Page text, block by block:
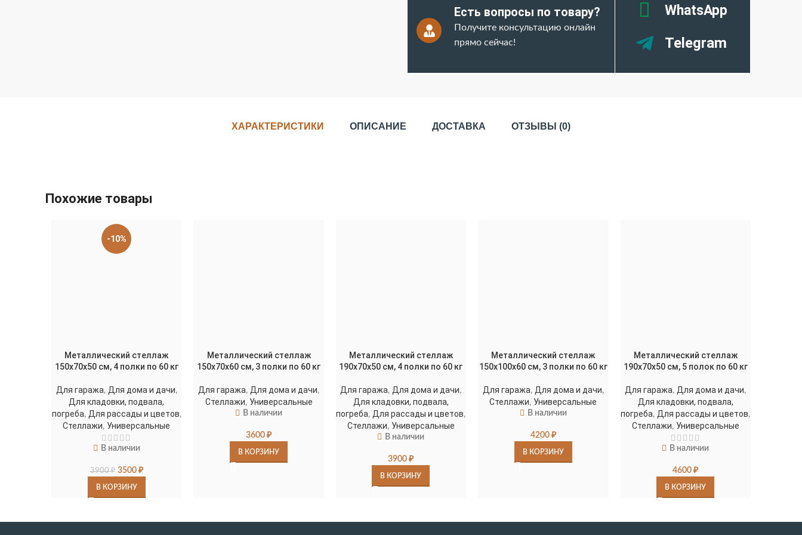
Есть вопросы по товару?
Получите консультацию онлайн
прямо сейчас!
WhatsApp
Telegram
ХАРАКТЕРИСТИКИ ОПИСАНИЕ ДОСТАВКА ОТЗЫВЫ (0)
Похожие товары
-10%
Металлический стеллаж
150х70х50 см, 4 полки по 60 кг
Для гаража, Для дома и дачи,
Для кладовки, подвала,
погреба, Для рассады и цветов,
Стеллажи, Универсальные
В наличии
3900₽ 3500 ₽
В КОРЗИНУ
Металлический стеллаж
150х70х60 см, 3 полки по 60 кг
Для гаража,Для дома и дачи,
Стеллажи, Универсальные
В наличии
3600₽
В КОРЗИНУ
Металлический стеллаж
190х70х50 см, 4 полки по 60 кг
Для гаража,Для дома и дачи,
Для кладовки, подвала,
погреба,Для рассады и цветов,
Стеллажи, Универсальные
В наличии
3900₽
В КОРЗИНУ
Металлический стеллаж
150х100х60 см, 3 полки по 60 кг
Для гаража, Для дома и дачи,
Стеллажи, Универсальные
В наличии
4200 ₽
В КОРЗИНУ
Металлический стеллаж
190х70х50 см, 5 полок по 60 кг
Для гаража,Для дома и дачи,
Для кладовки, подвала,
погреба,Для рассады и цветов,
Стеллажи, Универсальные
В наличии
4600₽
В КОРЗИНУ